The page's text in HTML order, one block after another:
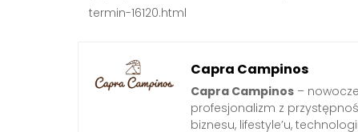
termin-16120.html
Capra Campinos
Capra Campinos –
profesjonalizm z
biznesu, lifestyle’u,